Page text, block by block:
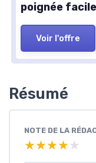
poignée
Voir l'offre
Résumé
NOTE DE LA
★★★★★
★★★★★